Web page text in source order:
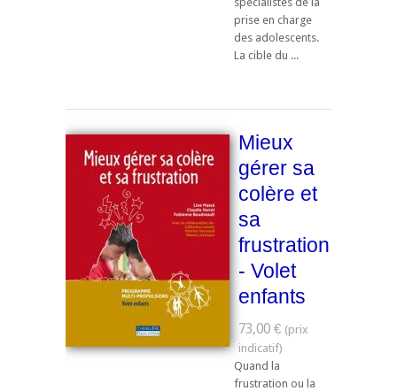
prise en charge
des adolescents.
La cible du ...
Mieux
gérer sa
colère et
sa
frustration
- Volet
enfants
73,00 €
Quand la
frustration ou la